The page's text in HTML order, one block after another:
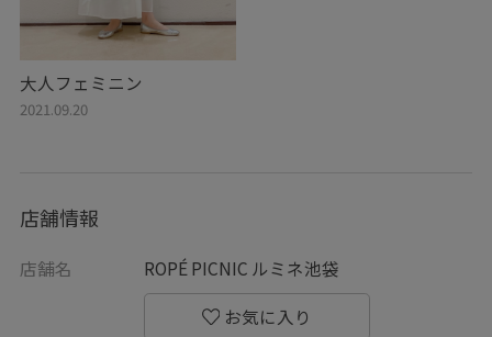
大人フェミニン
2021.09.20
店舗情報
店舗名 ROPÉ PICNIC ルミネ池袋